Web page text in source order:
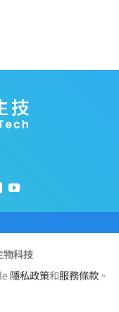
物科技
隱私政策和服務條款 。